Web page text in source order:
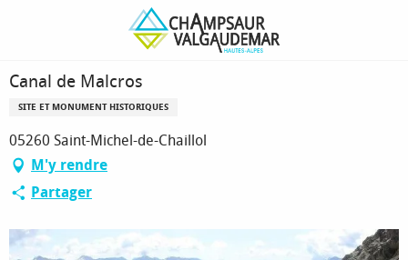
principal
Canal de Malcros
Canal de Malcros
SITE ET MONUMENT HISTORIQUES
05260 Saint-Michel-de-Chaillol
M'y rendre
Partager